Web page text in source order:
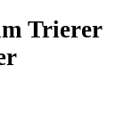
Trierer